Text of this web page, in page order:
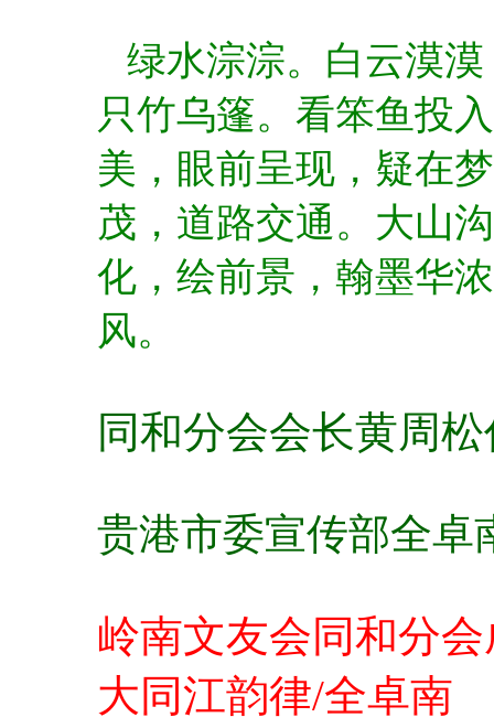
绿水淙淙。白云漠
只竹乌篷。 看笨鱼投
美，眼前呈现，疑
茂，道路交通。 大山
化，绘前景，翰墨华
风。
同和分会会长黄周
贵港市委宣传部全卓
岭南文友会同和分
大同江韵律/全卓南